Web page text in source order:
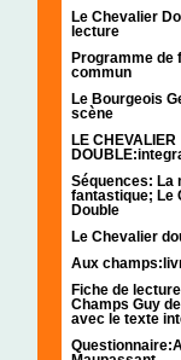
Le Chevalier
lecture
Programme de
commun
Le Bourgeois
scène
LE CHEVALIER
Séquences: La
fantastique; Le
Double
Le Chevalier
Aux
Fiche de
Champs Guy
avec le texte